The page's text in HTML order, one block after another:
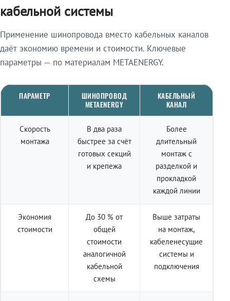
кабельной системы
Применение шинопровода вместо кабельных каналов
даёт экономию времени и стоимости. Ключевые
параметры — по материалам METAENERGY.
ПАРАМЕТР
ШИНОПРОВОД
METAENERGY
КАБЕЛЬНЫЙ
КАНАЛ
Скорость
монтажа
В два раза
быстрее за счёт
готовых секций
и крепежа
Более
длительный
монтаж с
разделкой и
прокладкой
каждой линии
Экономия
стоимости
До 30 % от
общей
стоимости
аналогичной
кабельной
схемы
Выше затраты
на монтаж,
кабеленесущие
системы и
подключения